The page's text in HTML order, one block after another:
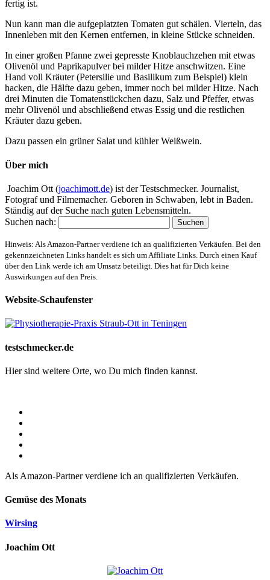
fertig ist.
Nun kann man die aufgeplatzten Tomaten gut schälen. Vierteln, das
Innenleben mit den Kernen entfernen, in kleine Stücke schneiden.
In einer großen Pfanne zwei gepresste Knoblauchzehen mit etwas
Olivenöl und Paprikapulver bei milder Hitze anschwitzen. Eine
Hand voll Kräuter (Petersilie und Basilikum zum Beispiel) klein
hacken, die Hälfte dazu geben, immer noch bei milder Hitze. Nach
drei Minuten die Tomatenstückchen dazu, Salz und Pfeffer, etwas
mehr Olivenöl und abschließend etwas Essig und die restlichen
Kräuter dazu geben.
Dazu passen ein grüner Salat und kühler Weißwein.
Über mich
Joachim Ott (joachimott.de) ist der Testschmecker. Journalist,
Fotograf und Filmemacher. Geboren in Schwaben, lebt in Baden.
Ständig auf der Suche nach guten Lebensmitteln.
Suchen nach:
Hinweis: Als Amazon-Partner verdiene ich an qualifizierten Verkäufen. Bei den
gekennzeichneten Links handelt es sich um Affiliate Links. Durch einen Kauf
über den Link werde ich am Umsatz beteiligt. Dies hat für Dich keine
Auswirkungen auf den Preis.
Website-Schaufenster
testschmecker.de
Hier sind weitere Orte, wo Du mich finden kannst.
Als Amazon-Partner verdiene ich an qualifizierten Verkäufen.
Gemüse des Monats
Wirsing
Joachim Ott